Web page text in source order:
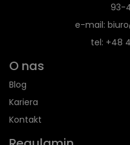
93-
e-mail:
tel: +48
O nas
Blog
Kariera
Kontakt